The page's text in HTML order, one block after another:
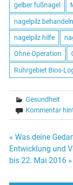
gelber fußnagel
nagelpilz behandeln
nagelpilz hilfe
Ohne Operation
Ruhrgebiet Bios-
Gesundheit
Kommentar
Beitrags-
« Was deine
Entwicklung und
bis 22. Mai 2016 »